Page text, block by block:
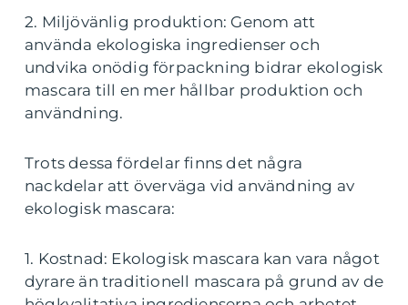
2. Miljövänlig produktion: Genom att
använda ekologiska ingredienser och
undvika onödig förpackning bidrar ekologisk
mascara till en mer hållbar produktion och
användning.
Trots dessa fördelar finns det några
nackdelar att överväga vid användning av
ekologisk mascara:
1. Kostnad: Ekologisk mascara kan vara något
dyrare än traditionell mascara på grund av de